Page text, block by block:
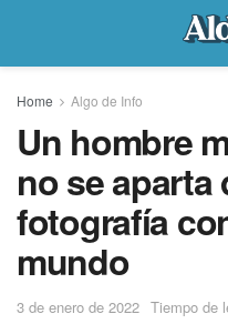
Home Algo de Info
Un hombre
no se aparta
fotografía
mundo
3 de enero de 2022 Tiempo de